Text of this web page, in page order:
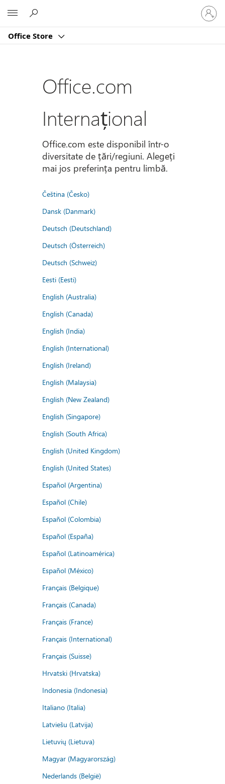
Office Store
vă
la
dvs.
Office.com
Internațional
Office.com este disponibil într-o
diversitate de țări/regiuni. Alegeți
mai jos preferința pentru limbă.
Čeština (Česko)
Dansk (Danmark)
Deutsch (Deutschland)
Deutsch (Österreich)
Deutsch (Schweiz)
Eesti (Eesti)
English (Australia)
English (Canada)
English (India)
English (International)
English (Ireland)
English (Malaysia)
English (New Zealand)
English (Singapore)
English (South Africa)
English (United Kingdom)
English (United States)
Español (Argentina)
Español (Chile)
Español (Colombia)
Español (España)
Español (Latinoamérica)
Español (México)
Français (Belgique)
Français (Canada)
Français (France)
Français (International)
Français (Suisse)
Hrvatski (Hrvatska)
Indonesia (Indonesia)
Italiano (Italia)
Latviešu (Latvija)
Lietuvių (Lietuva)
Magyar (Magyarország)
Nederlands (België)